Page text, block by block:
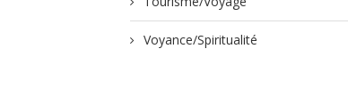
Voyance/Spiritualité